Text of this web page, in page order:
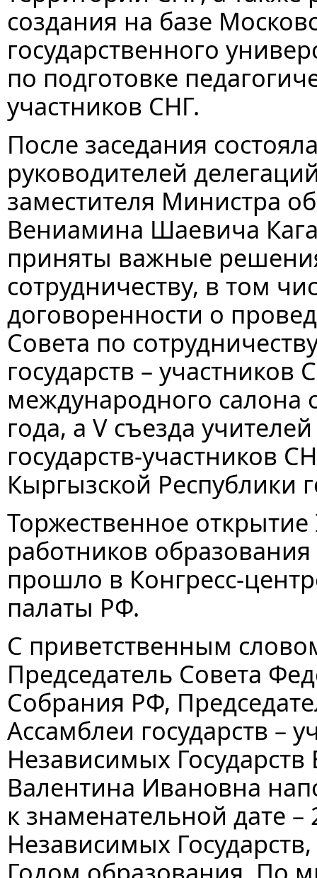
создания на базе
государственного
по подготовке
участников СНГ.
После заседания
руководителей
заместителя Министра
Вениамина Шаевича
приняты важные
сотрудничеству, в том
договоренности о
Совета по
государств –
международного салона
года, а V съезда
государств-участников
Кыргызской Республики
Торжественное
работников образования
прошло в Конгресс-
палаты РФ.
С приветственным
Председатель Совета
Собрания РФ,
Ассамблеи государств –
Независимых
Валентина Ивановна
к знаменательной дате
Независимых